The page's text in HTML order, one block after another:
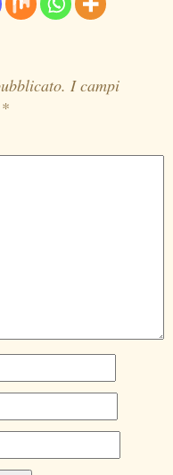
I campi
*